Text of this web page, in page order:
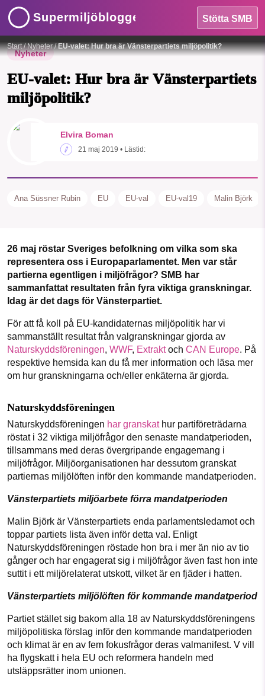
Supermiljöbloggen Stötta SMB
HEM
Sparade inlägg
Facebook Instagram
Threads LinkedIn
Start/Nyheter/EU-valet: Hur bra är Vänsterpartiets miljöpolitik?
Nyheter
EU-valet: Hur bra är Vänsterpartiets
miljöpolitik?
Elvira Boman
21 maj 2019 • Lästid:
Ana Süssner Rubin EU EU-val EU-val19 Malin Björk
26 maj röstar Sveriges befolkning om vilka som ska
representera oss i Europaparlamentet. Men var står
partierna egentligen i miljöfrågor? SMB har
sammanfattat resultaten från fyra viktiga granskningar.
Idag är det dags för Vänsterpartiet.
För att få koll på EU-kandidaternas miljöpolitik har vi
sammanställt resultat från valgranskningar gjorda av
Naturskyddsföreningen, WWF, Extraktoch CAN Europe. På
respektive hemsida kan du få mer information och läsa mer
om hur granskningarna och/eller enkäterna är gjorda.
Naturskyddsföreningen
Naturskyddsföreningen har granskathur partiföreträdarna
röstat i 32 viktiga miljöfrågor den senaste mandatperioden,
tillsammans med deras övergripande engagemang i
miljöfrågor. Miljöorganisationen har dessutom granskat
partiernas miljölöften inför den kommande mandatperioden.
Vänsterpartiets miljöarbete förra mandatperioden
Malin Björk är Vänsterpartiets enda parlamentsledamot och
toppar partiets lista även inför detta val. Enligt
Naturskyddsföreningen röstade hon bra i mer än nio av tio
gånger och har engagerat sig i miljöfrågor även fast hon inte
suttit i ett miljörelaterat utskott, vilket är en fjäder i hatten.
Vänsterpartiets miljölöften för kommande mandatperiod
Partiet stället sig bakom alla 18 av Naturskyddsföreningens
miljöpolitiska förslag inför den kommande mandatperioden
och klimat är en av fem fokusfrågor deras valmanifest. V vill
ha flygskatt i hela EU och reformera handeln med
utsläppsrätter inom unionen.
SMB kämpar för en hållbar framtid. Sedan
drivit miljödebatten framåt genom
vill vi utveckla vårt arbete – och vi
Stötta vårt arbete genom att swisha en slant till
1231368703
Läs vad vi vill göra